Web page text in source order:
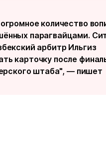
количество
парагвайцами.
арбитр Ильгиз
карточку после
штаба", — пишет